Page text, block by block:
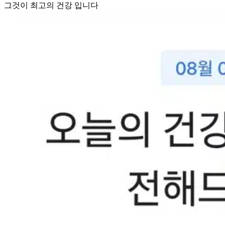
그것이 최고의 건강 입니다